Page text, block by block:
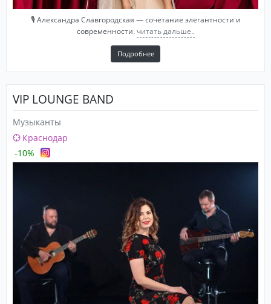
🎙️ Александра Славгородская — сочетание элегантности и
современности. читать дальше..
Подробнее
VIP LOUNGE BAND
Музыканты
Краснодар
-10%